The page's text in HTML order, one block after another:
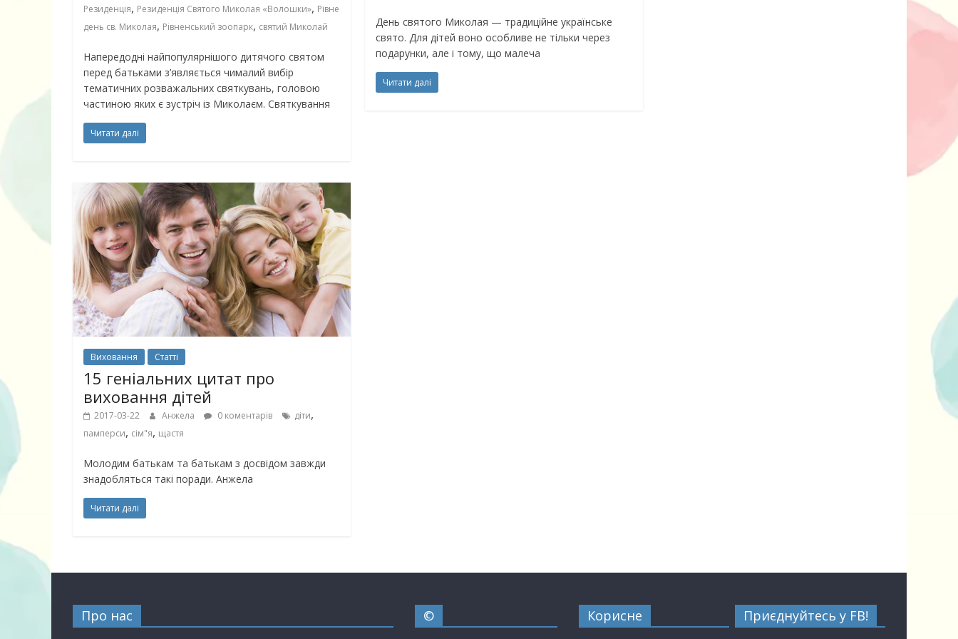
Резиденція, Резиденція Святого Миколая «Волошки», Рівне
день св. Миколая, Рівненський зоопарк, святий Миколай
Напередодні найпопулярнішого дитячого святом
перед батьками з’являється чималий вибір
тематичних розважальних святкувань, головою
частиною яких є зустріч із Миколаєм. Святкування
Читати далі
День святого Миколая — традиційне українське
свято. Для дітей воно особливе не тільки через
подарунки, але і тому, що малеча
Читати далі
Виховання Статті
15 геніальних цитат про
виховання дітей
2017-03-22 Анжела 0 коментарів діти,
памперси, сім"я, щастя
Молодим батькам та батькам з досвідом завжди
знадобляться такі поради. Анжела
Читати далі
Про нас © Корисне Приєднуйтесь у FB!